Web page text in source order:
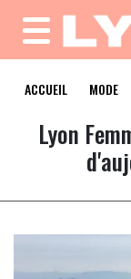
MENU
ACCUEIL MODE
Lyon